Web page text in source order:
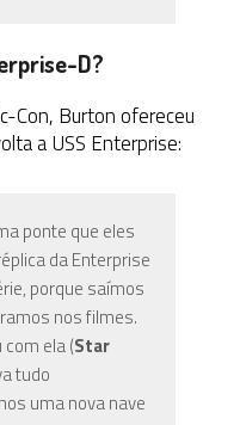
D?
Con, Burton ofereceu
a USS Enterprise:
ponte que eles
da Enterprise
porque saímos
nos filmes.
com ela (Star
tudo
uma nova nave